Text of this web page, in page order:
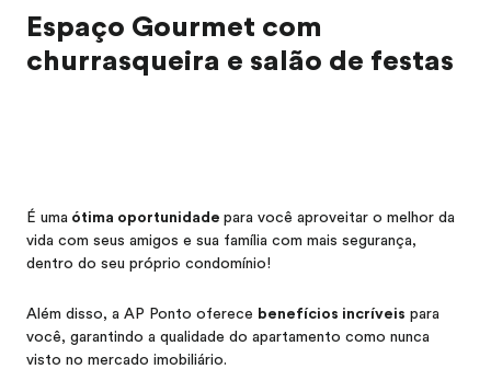
Espaço Gourmet com
churrasqueira e salão de festas
É uma ótima oportunidade para você aproveitar o melhor da
vida com seus amigos e sua família com mais segurança,
dentro do seu próprio condomínio!
Além disso, a AP Ponto oferece benefícios incríveis para
você, garantindo a qualidade do apartamento como nunca
visto no mercado imobiliário.